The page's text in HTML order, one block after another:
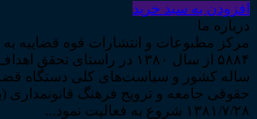
افزودن به سبد خرید
درباره ما
مرکز مطبوعات و انتشارات قوه قضاییه به
۵۸۸۴ از سال ۱۳۸۰ در راستای
ساله کشور و سیاست‌های کلی دستگاه
۱۳۸۱/۷/۲۸ شروع به فعالیت نمود...